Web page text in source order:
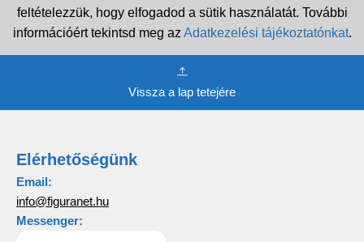
feltételezzük, hogy elfogadod a sütik használatát. További
információért tekintsd meg az Adatkezelési tájékoztatónkat.
Vissza a lap tetejére
Elérhetőségünk
Email:
info@figuranet.hu
Messenger: